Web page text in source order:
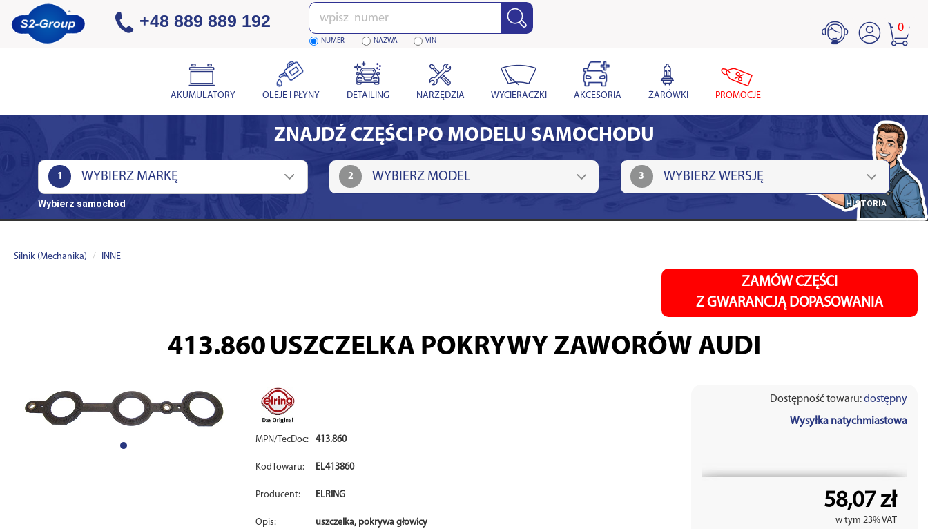
+48 889 889 192 Wpisz
numer
NUMER NAZWA VIN
0
AKUMULATORY OLEJE I PŁYNY DETAILING NARZĘDZIA WYCIERACZKI AKCESORIA ŻARÓWKI PROMOCJE
ZNAJDŹ CZĘŚCI PO MODELU SAMOCHODU
1 2 3
Wybierz samochód HISTORIA
Silnik (Mechanika) INNE
ZAMÓW CZĘŚCI
Z GWARANCJĄ DOPASOWANIA
413.860 USZCZELKA POKRYWY ZAWORÓW AUDI
MPN/TecDoc: 413.860
KodTowaru: EL413860
Producent: ELRING
Opis:
uszczelka, pokrywa głowicy
Dostępność towaru:dostępny
Wysyłka natychmiastowa
58,07 zł
w tym 23% VAT